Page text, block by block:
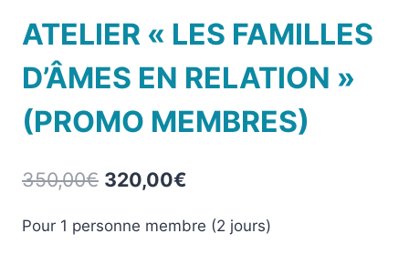
ATELIER « LES FAMILLES
D’ÂMES EN RELATION »
(PROMO MEMBRES)
350,00€ 320,00€
Pour 1 personne membre (2 jours)